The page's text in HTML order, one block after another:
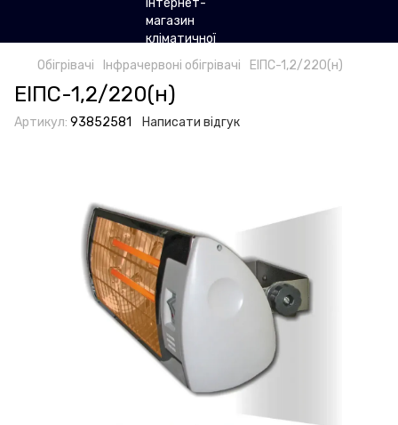
Обігрівачі Інфрачервоні обігрівачі ЕІПС-1,2/220(н)
ЕІПС-1,2/220(н)
Артикул: 93852581 Написати відгук